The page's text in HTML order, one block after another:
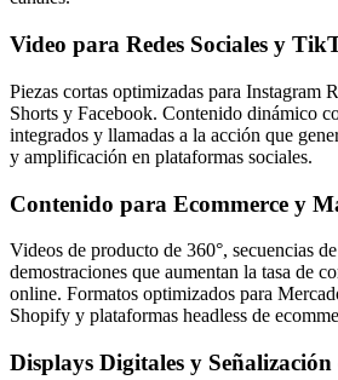
Video para Redes Sociales y
Piezas cortas optimizadas para Instagram
Shorts y Facebook. Contenido dinámico
integrados y llamadas a la acción que
y amplificación en plataformas sociales.
Contenido para Ecommerce y
Videos de producto de 360°, secuencias
demostraciones que aumentan la tasa de
online. Formatos optimizados para
Shopify y plataformas headless de
Displays Digitales y